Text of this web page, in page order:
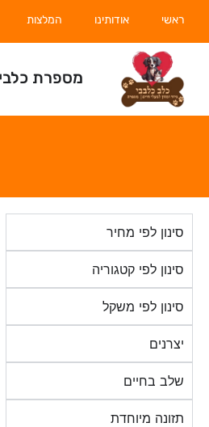
ראשי אודותינו המלצות
מספרת
סינון לפי מחיר
סינון לפי קטגוריה
סינון לפי משקל
יצרנים
שלב בחיים
תזונה מיוחדת